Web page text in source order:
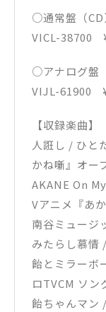
○通常盤（CD
VICL-38700
○アナログ盤
VIJL-61900
【収録楽曲】
人誑し / ひと
かね噺』オー
AKANE On
Vアニメ『あ
南谷ミュージ
みたらし慕情
飴とミラーボ
ロTVCM ソン
飴ちゃんマン